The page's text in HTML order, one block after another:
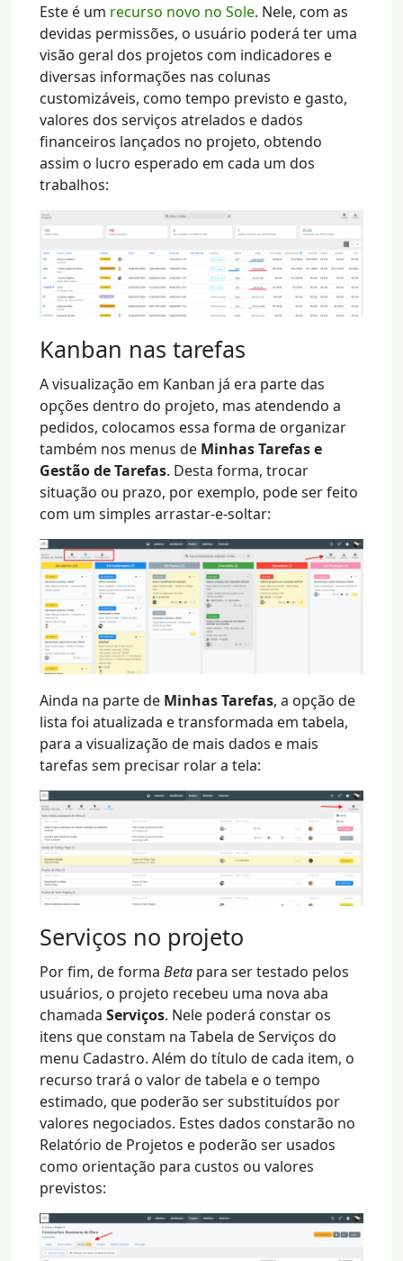
Este é um recurso novo no Sole. Nele, com as
devidas permissões, o usuário poderá ter uma
visão geral dos projetos com indicadores e
diversas informações nas colunas
customizáveis, como tempo previsto e gasto,
valores dos serviços atrelados e dados
financeiros lançados no projeto, obtendo
assim o lucro esperado em cada um dos
trabalhos:
Kanban nas tarefas
A visualização em Kanban já era parte das
opções dentro do projeto, mas atendendo a
pedidos, colocamos essa forma de organizar
também nos menus de Minhas Tarefas e
Gestão de Tarefas. Desta forma, trocar
situação ou prazo, por exemplo, pode ser feito
com um simples arrastar-e-soltar:
Ainda na parte de Minhas Tarefas, a opção de
lista foi atualizada e transformada em tabela,
para a visualização de mais dados e mais
tarefas sem precisar rolar a tela:
Serviços no projeto
Por fim, de forma Beta para ser testado pelos
usuários, o projeto recebeu uma nova aba
chamada Serviços. Nele poderá constar os
itens que constam na Tabela de Serviços do
menu Cadastro. Além do título de cada item, o
recurso trará o valor de tabela e o tempo
estimado, que poderão ser substituídos por
valores negociados. Estes dados constarão no
Relatório de Projetos e poderão ser usados
como orientação para custos ou valores
previstos: